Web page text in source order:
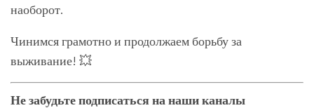
наоборот.
Чинимся грамотно и продолжаем борьбу за
выживание! 💥
Не забудьте подписаться на наши каналы